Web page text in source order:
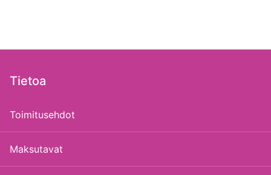
Tietoa
Toimitusehdot
Maksutavat